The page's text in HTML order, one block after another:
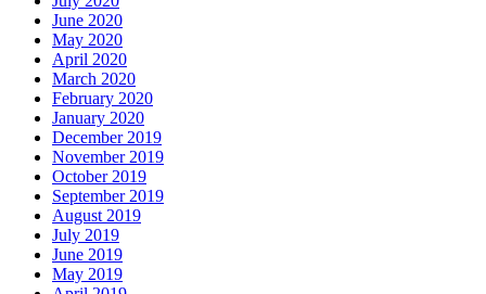
June 2020
May 2020
April 2020
March 2020
February 2020
January 2020
December 2019
November 2019
October 2019
September 2019
August 2019
July 2019
June 2019
May 2019